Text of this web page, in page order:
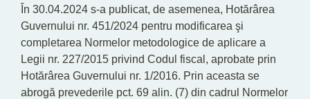
În 30.04.2024 s-a publicat, de asemenea, Hotărârea
Guvernului nr. 451/2024 pentru modificarea şi
completarea Normelor metodologice de aplicare a
Legii nr. 227/2015 privind Codul fiscal, aprobate prin
Hotărârea Guvernului nr. 1/2016. Prin aceasta se
abrogă prevederile pct. 69 alin. (7) din cadrul Normelor